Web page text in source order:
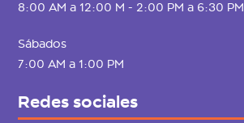
8:00 AM a 12:00 M - 2:00 PM a 6:30 PM
Sábados
7:00 AM a 1:00 PM
Redes sociales